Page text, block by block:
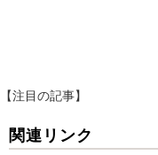
【注目の記事】
関連リンク